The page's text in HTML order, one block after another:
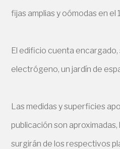
fijas amplias y oómodas en el
El edificio cuenta
electrógeno, un jardín de
Las medidas y superficies
publicación son
surgirán de los respectivos